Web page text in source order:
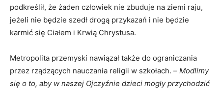
podkreślił, że żaden człowiek nie zbuduje na ziemi raju,
jeżeli nie będzie szedł drogą przykazań i nie będzie
karmić się Ciałem i Krwią Chrystusa.
Metropolita przemyski nawiązał także do ograniczania
przez rządzących nauczania religii w szkołach. – Modlimy
się o to, aby w naszej Ojczyźnie dzieci mogły przychodzić